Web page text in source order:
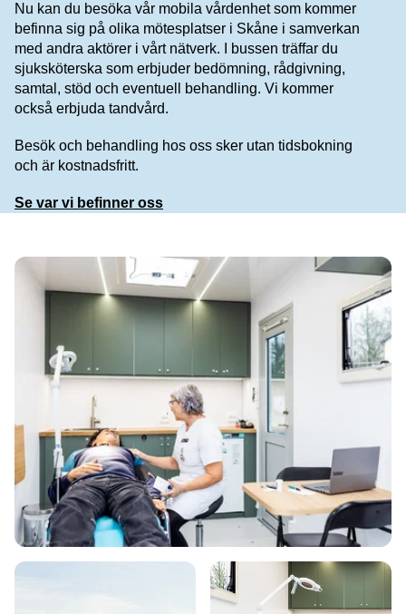
Nu kan du besöka vår mobila vårdenhet som kommer
befinna sig på olika mötesplatser i Skåne i samverkan
med andra aktörer i vårt nätverk. I bussen träffar du
sjuksköterska som erbjuder bedömning, rådgivning,
samtal, stöd och eventuell behandling. Vi kommer
också erbjuda tandvård.
Besök och behandling hos oss sker utan tidsbokning
och är kostnadsfritt.
Se var vi befinner oss